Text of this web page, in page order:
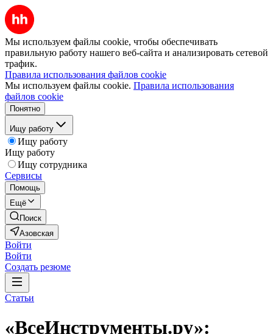
Мы используем файлы cookie, чтобы обеспечивать
правильную работу нашего веб-сайта и анализировать сетевой
трафик.
Правила использования файлов cookie
Мы используем файлы cookie. Правила использования
файлов cookie
Понятно
Ищу работу
Ищу работу
Ищу работу
Ищу сотрудника
Сервисы
Помощь
Ещё
Поиск
Азовская
Войти
Войти
Создать резюме
Статьи
«ВсеИнструменты.ру»: